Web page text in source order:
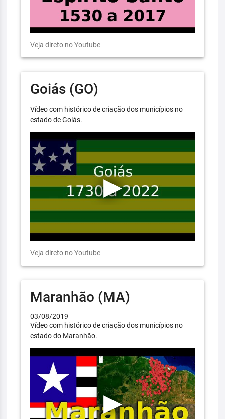
Veja direto no Youtube
Goiás (GO)
Vídeo com histórico de criação dos municípios no
estado de Goiás.
Veja direto no Youtube
Maranhão (MA)
03/08/2019
Vídeo com histórico de criação dos municípios no
estado do Maranhão.